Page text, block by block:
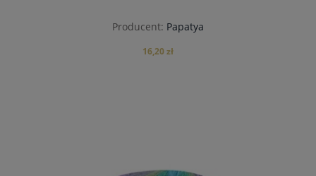
Producent: Papatya
16,20 zł